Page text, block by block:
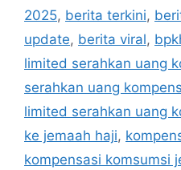
2025, berita terkini,
update, berita viral,
limited serahkan uang
serahkan uang
limited serahkan uang
ke jemaah haji,
kompensasi komsumsi